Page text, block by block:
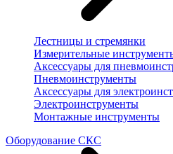
Лестницы и стремянки
Измерительные
Аксессуары для
Пневмоинструменты
Аксессуары для
Электроинструменты
Монтажные инструменты
Оборудование СКС